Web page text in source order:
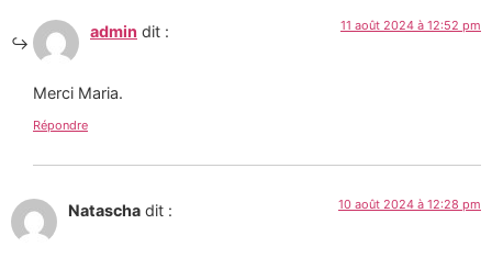
admin dit : 11 août 2024 à 12:52 pm
Merci Maria.
Répondre
Natascha dit : 10 août 2024 à 12:28 pm